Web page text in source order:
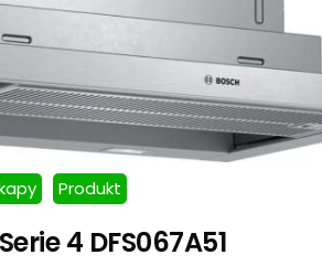
Produkt
4 DFS067A51